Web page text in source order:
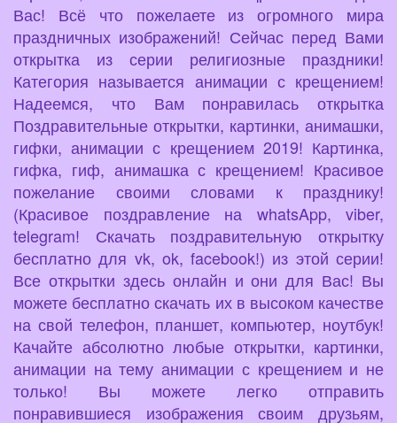
Вас! Всё что пожелаете из огромного мира
праздничных изображений! Сейчас перед Вами
открытка из серии религиозные праздники!
Категория называется анимации с крещением!
Надеемся, что Вам понравилась открытка
Поздравительные открытки, картинки, анимашки,
гифки, анимации с крещением 2019! Картинка,
гифка, гиф, анимашка с крещением! Красивое
пожелание своими словами к празднику!
(Красивое поздравление на whatsApp, viber,
telegram! Скачать поздравительную открытку
бесплатно для vk, ok, facebook!) из этой серии!
Все открытки здесь онлайн и они для Вас! Вы
можете бесплатно скачать их в высоком качестве
на свой телефон, планшет, компьютер, ноутбук!
Качайте абсолютно любые открытки, картинки,
анимации на тему анимации с крещением и не
только! Вы можете легко отправить
понравившиеся изображения своим друзьям,